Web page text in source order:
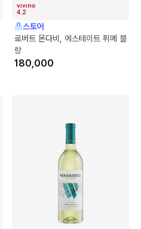
4.2
스토어
로버트 몬다비, 에스테이트 퓌메 블
랑
180,000